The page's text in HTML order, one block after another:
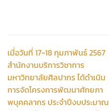
เมื่อวันที่ 17-18 กุมภาพันธ์ 2567
สำนักงานบริการวิชาการ
มหาวิทยาลัยศิลปากร ได้ดำเนิน
การจัดโครงการพัฒนาศักยภา
พบุคคลากร ประจำปีงบประมาณ